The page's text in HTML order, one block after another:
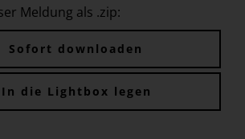
Meldung als .zip:
Sofort downloaden
In die Lightbox legen